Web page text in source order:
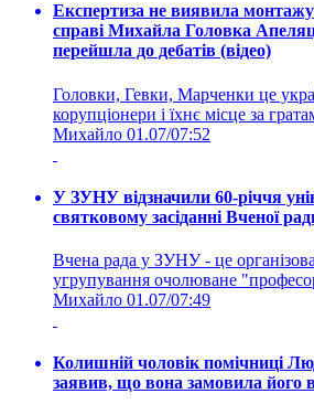
Експертиза не виявила монтажу
справі Михайла Головка
перейшла до дебатів (відео)
Головки, Гевки, Марченки це
корупціонери і їхнє місце за
Михайло 01.07/07:52
У ЗУНУ відзначили 60-річчя
святковому засіданні Вченої
Вчена рада у ЗУНУ - це
угрупування очолюване
Михайло 01.07/07:49
Колишній чоловік помічниці
заявив, що вона замовила його